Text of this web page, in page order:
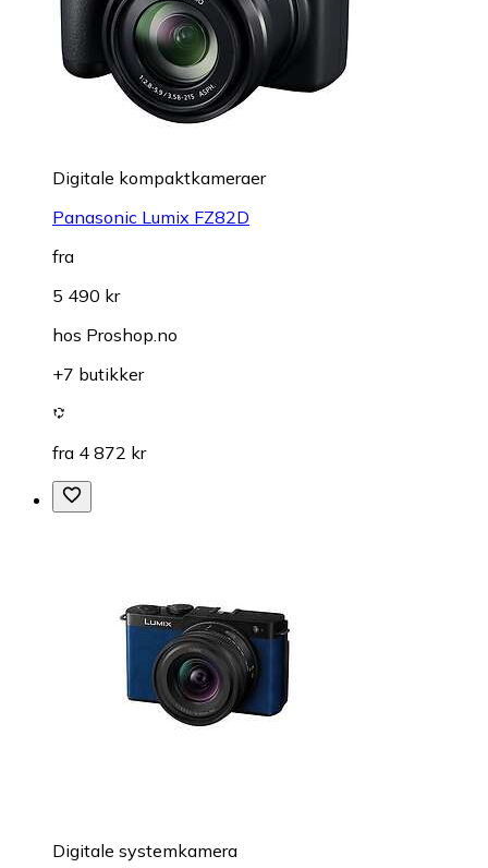
Digitale kompaktkameraer
Panasonic Lumix FZ82D
fra
5 490 kr
hos Proshop.no
+7 butikker
fra 4 872 kr
Digitale systemkamera